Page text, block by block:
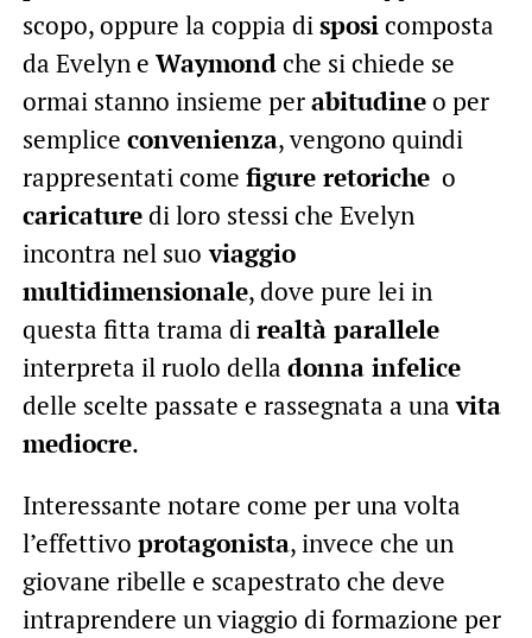
scopo, oppure la coppia disposicomposta
da Evelyn e Waymondche si chiede se
ormai stanno insieme perabitudineo per
semplice convenienza, vengono quindi
rappresentati come figure retoricheo
caricaturedi loro stessi che Evelyn
incontra nel suo viaggio
multidimensionale, dove pure lei in
questa fitta trama direaltà parallele
interpreta il ruolo della donna infelice
delle scelte passate e rassegnata a unavita
mediocre.
Interessante notare come per una volta
l’effettivo protagonista, invece che un
giovane ribelle e scapestrato che deve
intraprendere un viaggio di formazione per